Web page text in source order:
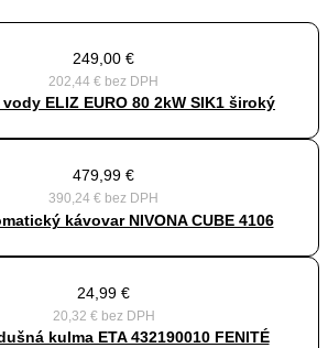
249,00 €
202,44 € bez DPH
ELIZ EURO 80 2kW SIK1 široký
479,99 €
390,24 € bez DPH
kávovar NIVONA CUBE 4106
24,99 €
20,32 €bez DPH
kulma ETA 432190010 FENITÉ